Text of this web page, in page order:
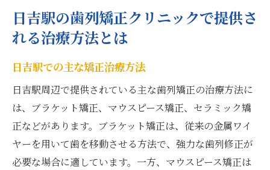
日吉駅の歯列矯正クリニックで提供さ
れる治療方法とは
日吉駅での主な矯正治療方法
日吉駅周辺で提供されている主な歯列矯正の治療方法に
は、ブラケット矯正、マウスピース矯正、セラミック矯
正などがあります。ブラケット矯正は、従来の金属ワイ
ヤーを用いて歯を移動させる方法で、強力な歯列修正が
必要な場合に適しています。一方、マウスピース矯正は